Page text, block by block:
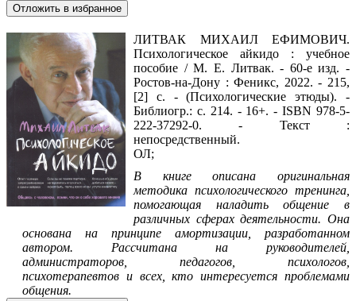
Отложить в избранное
ЛИТВАК МИХАИЛ ЕФИМОВИЧ.
Психологическое айкидо : учебное
пособие / М. Е. Литвак. - 60-е изд. -
Ростов-на-Дону : Феникс, 2022. - 215,
[2] с. - (Психологические этюды). -
Библиогр.: с. 214. - 16+. - ISBN 978-5-
222-37292-0. - Текст :
непосредственный.
ОЛ;
В книге описана оригинальная
методика психологического тренинга,
помогающая наладить общение в
различных сферах деятельности. Она
основана на принципе амортизации, разработанном
автором. Рассчитана на руководителей,
администраторов, педагогов, психологов,
психотерапевтов и всех, кто интересуется проблемами
общения.